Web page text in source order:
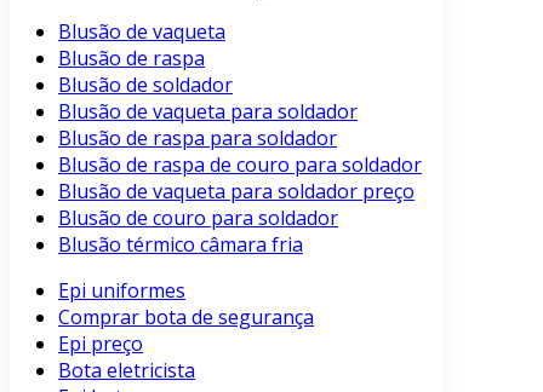
Blusão de vaqueta
Blusão de raspa
Blusão de soldador
Blusão de vaqueta para soldador
Blusão de raspa para soldador
Blusão de raspa de couro para soldador
Blusão de vaqueta para soldador preço
Blusão de couro para soldador
Blusão térmico câmara fria
Epi uniformes
Comprar bota de segurança
Epi preço
Bota eletricista